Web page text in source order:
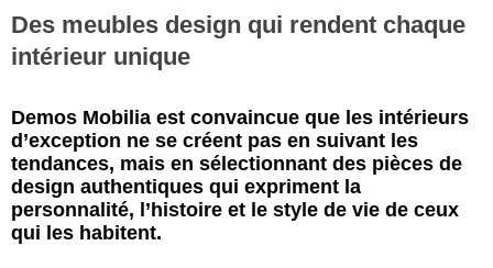
Des meubles design qui rendent chaque
intérieur unique
Demos Mobilia est convaincue que les intérieurs
d’exception ne se créent pas en suivant les
tendances, mais en sélectionnant des pièces de
design authentiques qui expriment la
personnalité, l’histoire et le style de vie de ceux
qui les habitent.